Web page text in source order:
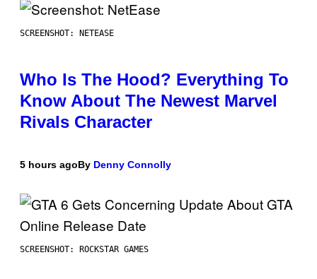
SCREENSHOT: NETEASE
Who Is The Hood? Everything To
Know About The Newest Marvel
Rivals Character
5 hours agoBy Denny Connolly
SCREENSHOT: ROCKSTAR GAMES